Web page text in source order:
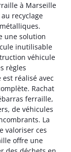
à Marseille
recyclage
une solution
inutilisable
véhicule
règles
est réalisé avec
Rachat
ferraille,
de véhicules
La
valoriser ces
offre une